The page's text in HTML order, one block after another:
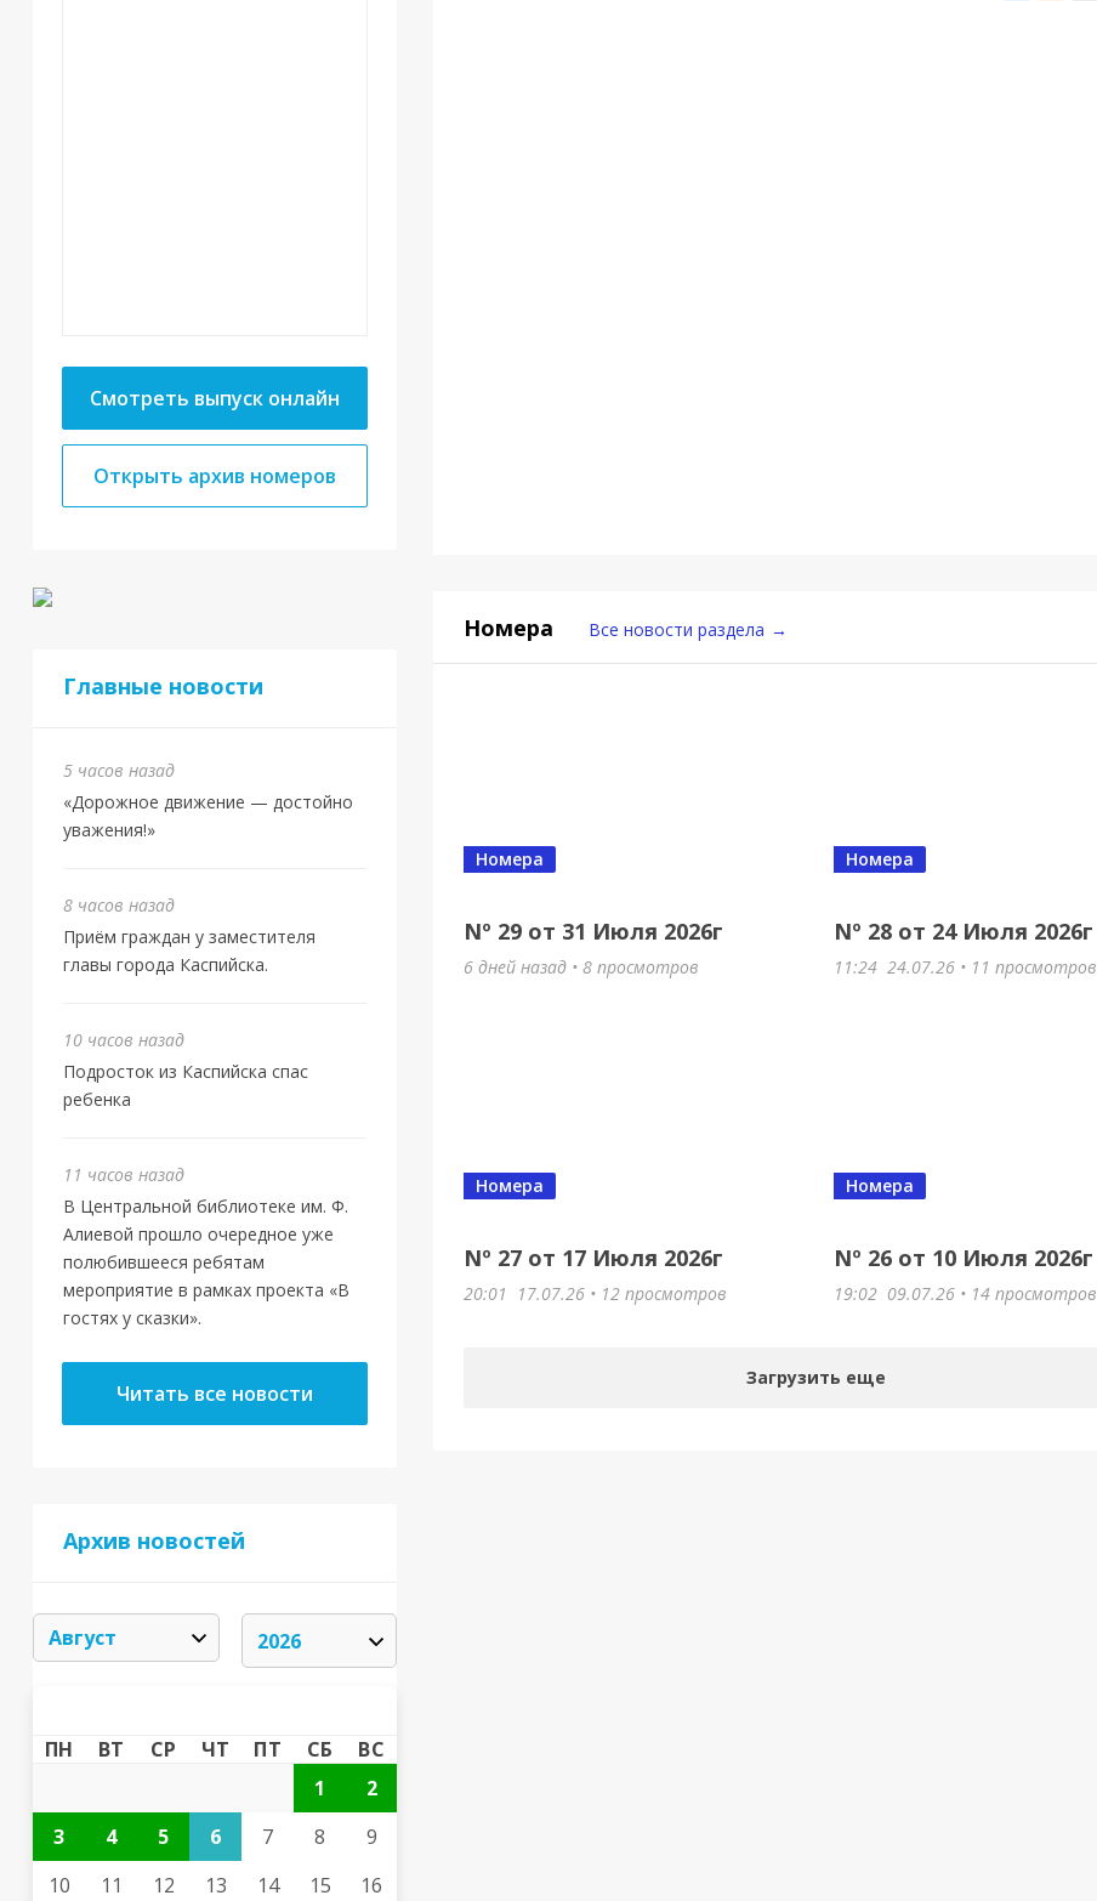
Смотреть выпуск онлайн
Открыть архив номеров
Главные новости
5 часов назад
«Дорожное движение — достойно
уважения!»
8 часов назад
Приём граждан у заместителя
главы города Каспийска.
10 часов назад
Подросток из Каспийска спас
ребенка
11 часов назад
В Центральной библиотеке им. Ф.
Алиевой прошло очередное уже
полюбившееся ребятам
мероприятие в рамках проекта «В
гостях у сказки».
Читать все новости
Архив новостей
ПН ВТ СР ЧТ ПТ СБ
ВС
1
2
3
4 5 6 7 8
9
10
11 12 13 14 15
16
Номера Все новости раздела →
Nº 29 от 31 Июля 2026г
Номера
6 дней назад • 8 просмотров
Nº 28 от 24 Июля 2026г
Номера
11:24 24.07.26 • 11 просмотров
Nº 27 от 17 Июля 2026г
Номера
20:01 17.07.26 • 12 просмотров
Nº 26 от 10 Июля 2026г
Номера
19:02 09.07.26 • 14 просмотров
Загрузить еще